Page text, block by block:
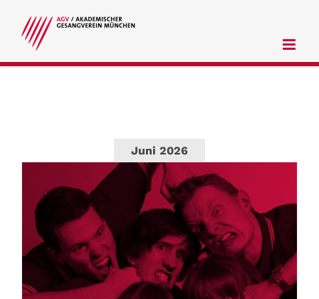
Inhalt
springen
Juni 2026